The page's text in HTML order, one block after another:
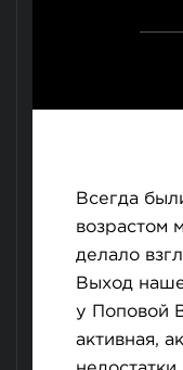
Всегда
возрастом
делало
Выход
у Поповой
активная,